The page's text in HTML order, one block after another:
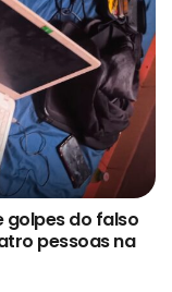
golpes do falso
pessoas na